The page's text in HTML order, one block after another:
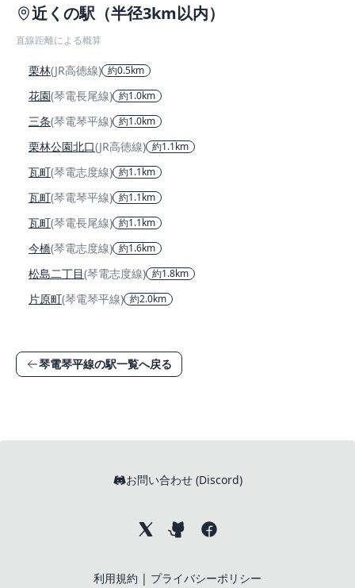
近くの駅（半径3km以内）
直線距離による概算
栗林(JR高徳線) 約0.5km
花園(琴電長尾線) 約1.0km
三条(琴電琴平線) 約1.0km
栗林公園北口(JR高徳線) 約1.1km
瓦町(琴電志度線) 約1.1km
瓦町(琴電琴平線) 約1.1km
瓦町(琴電長尾線) 約1.1km
今橋(琴電志度線) 約1.6km
松島二丁目(琴電志度線) 約1.8km
片原町(琴電琴平線) 約2.0km
琴電琴平線の駅一覧へ戻る
お問い合わせ (Discord)
利用規約 | プライバシーポリシー